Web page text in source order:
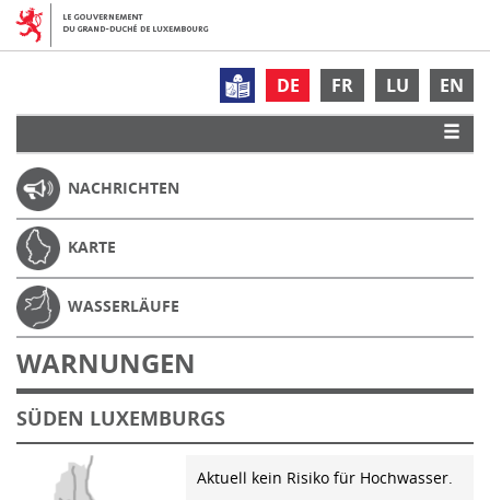
DE FR LU EN
NACHRICHTEN
KARTE
WASSERLÄUFE
WARNUNGEN
SÜDEN LUXEMBURGS
Aktuell kein Risiko für Hochwasser.